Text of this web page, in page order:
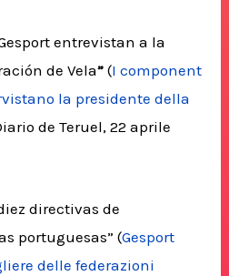
entrevistan a la
de Vela”(I component
la presidente della
de Teruel, 22 aprile
directivas de
portuguesas” (Gesport
delle federazioni